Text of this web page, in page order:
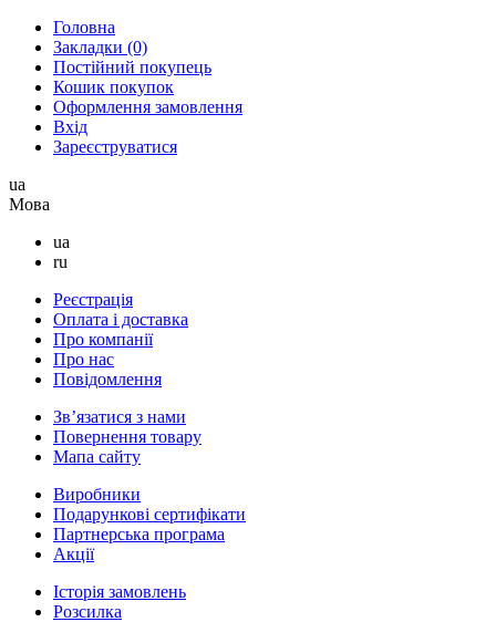
Головна
Закладки (0)
Постійний покупець
Кошик покупок
Оформлення замовлення
Вхід
Зареєструватися
ua
Мова
ua
ru
Реєстрація
Оплата і доставка
Про компанії
Про нас
Повідомлення
Зв’язатися з нами
Повернення товару
Мапа сайту
Виробники
Подарункові сертифікати
Партнерська програма
Акції
Історія замовлень
Розсилка